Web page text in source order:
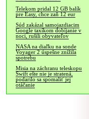
Telekom pridal 12 GB balík
pre Easy, chce zaň 12 eur
Súd zakázal samojazdiacim
Google taxíkom dobíjanie v
noci, rušili obyvateľov
NASA na diaľku na sonde
Voyager 2 úspešne znížila
spotrebu
Misia na záchranu teleskopu
Swift ešte nie je stratená,
podarilo sa spomaliť jej
otáčanie